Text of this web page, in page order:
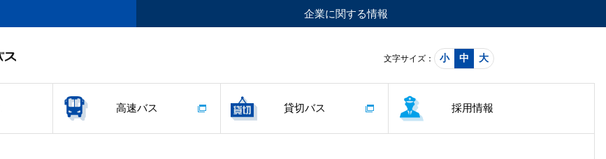
企業に関する情報
文字サイズ： 小 中 大
高速バス 貸切バス 採用情報